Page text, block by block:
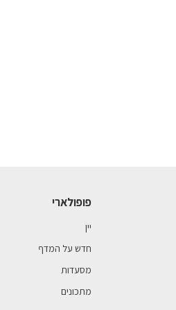
פופולארי
יין
חדש על המדף
מסעדות
מתכונים